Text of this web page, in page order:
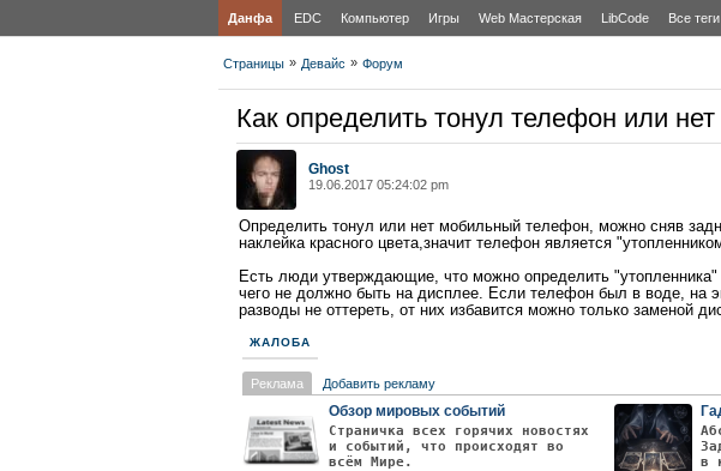
Данфа EDC Компьютер Игры Web Мастерская LibCode Все теги
Страницы » Девайс » Форум
Как определить тонул телефон или нет
Ghost
19.06.2017 05:24:02 pm
Определить тонул или нет мобильный телефон, можно сняв
наклейка красного цвета,значит телефон является
Есть люди утверждающие, что можно определить
чего не должно быть на дисплее. Если телефон был в воде, на
разводы не оттереть, от них избавится можно только заменой
ЖАЛОБА
Реклама Добавить рекламу
Обзор мировых событий
Страничка всех горячих новостях
и событий, что происходят во
всём Мире.
в